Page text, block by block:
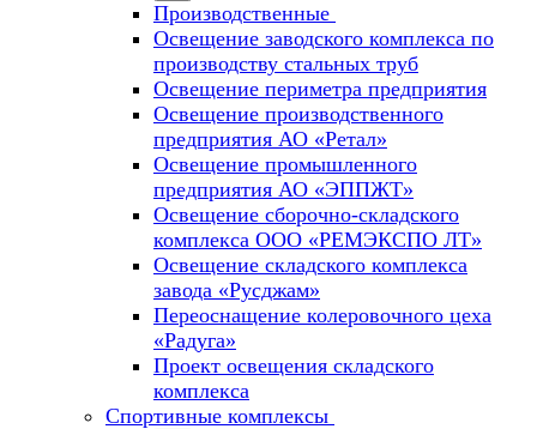
Производственные
Освещение заводского комплекса по
производству стальных труб
Освещение периметра предприятия
Освещение производственного
предприятия АО «Ретал»
Освещение промышленного
предприятия АО «ЭППЖТ»
Освещение сборочно-складского
комплекса ООО «РЕМЭКСПО ЛТ»
Освещение складского комплекса
завода «Русджам»
Переоснащение колеровочного цеха
«Радуга»
Проект освещения складского
комплекса
Спортивные комплексы